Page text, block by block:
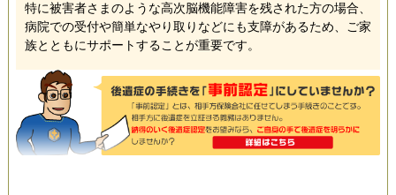
特に被害者さまのような高次脳機能障害を残された方の場合、
病院での受付や簡単なやり取りなどにも支障があるため、ご家
族とともにサポートすることが重要です。